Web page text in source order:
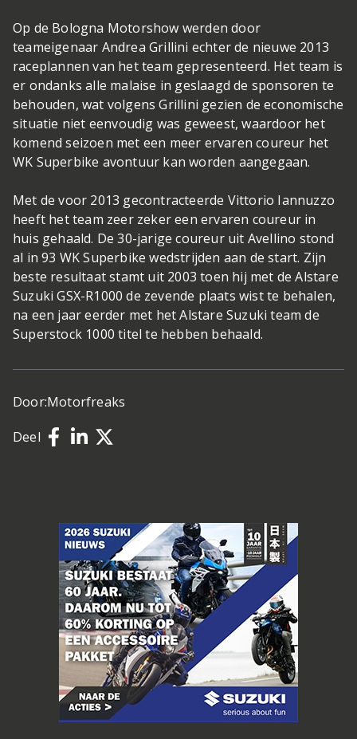
Op de Bologna Motorshow werden door
teameigenaar Andrea Grillini echter de nieuwe 2013
raceplannen van het team gepresenteerd. Het team is
er ondanks alle malaise in geslaagd de sponsoren te
behouden, wat volgens Grillini gezien de economische
situatie niet eenvoudig was geweest, waardoor het
komend seizoen met een meer ervaren coureur het
WK Superbike avontuur kan worden aangegaan.
Met de voor 2013 gecontracteerde Vittorio Iannuzzo
heeft het team zeer zeker een ervaren coureur in
huis gehaald. De 30-jarige coureur uit Avellino stond
al in 93 WK Superbike wedstrijden aan de start. Zijn
beste resultaat stamt uit 2003 toen hij met de Alstare
Suzuki GSX-R1000 de zevende plaats wist te behalen,
na een jaar eerder met het Alstare Suzuki team de
Superstock 1000 titel te hebben behaald.
Door:Motorfreaks
Deel